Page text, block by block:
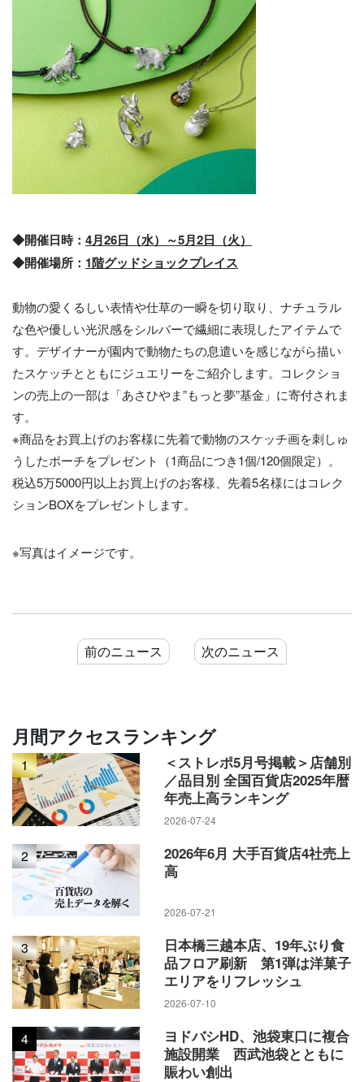
◆開催日時： 4月26日（水）～5月2日（火）
◆開催場所： 1階グッドショックプレイス
動物の愛くるしい表情や仕草の一瞬を切り取り、ナチュラル
な色や優しい光沢感をシルバーで繊細に表現したアイテムで
す。デザイナーが園内で動物たちの息遣いを感じながら描い
たスケッチとともにジュエリーをご紹介します。コレクショ
ンの売上の一部は「あさひやま”もっと夢”基金」に寄付されま
す。
※商品をお買上げのお客様に先着で動物のスケッチ画を刺しゅ
うしたポーチをプレゼント（1商品につき1個/120個限定）。
税込5万5000円以上お買上げのお客様、先着5名様にはコレク
ションBOXをプレゼントします。
※写真はイメージです。
前のニュース 次のニュース
月間アクセスランキング
1
＜ストレポ5月号掲載＞店舗別
／品目別 全国百貨店2025年暦
年売上高ランキング
2026-07-24
2
2026年6月 大手百貨店4社売上
高
2026-07-21
3
日本橋三越本店、19年ぶり食
品フロア刷新 第1弾は洋菓子
エリアをリフレッシュ
2026-07-10
4
ヨドバシHD、池袋東口に複合
施設開業 西武池袋とともに
賑わい創出